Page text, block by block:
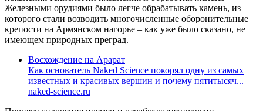
Железными орудиями было легче обрабатывать камень, из
которого стали возводить многочисленные оборонительные
крепости на Армянском нагорье – как уже было сказано, не
имеющем природных преград.
Восхождение на Арарат
Как основатель Naked Science покорял одну из самых
известных и красивых вершин и почему пятитысяч...
naked-science.ru